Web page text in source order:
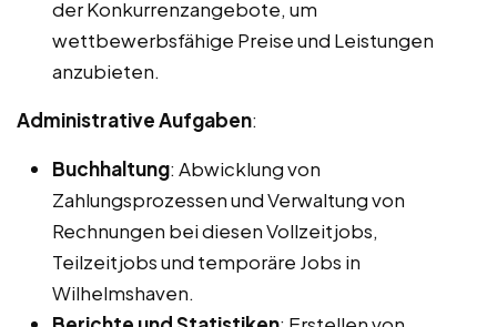
der Konkurrenzangebote, um
wettbewerbsfähige Preise und Leistungen
anzubieten.
Administrative Aufgaben:
Buchhaltung: Abwicklung von
Zahlungsprozessen und Verwaltung von
Rechnungen bei diesen Vollzeitjobs,
Teilzeitjobs und temporäre Jobs in
Wilhelmshaven.